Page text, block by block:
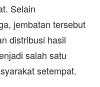
Selain
jembatan tersebut
distribusi hasil
salah satu
setempat.